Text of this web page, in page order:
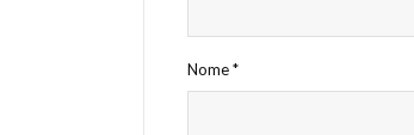
Nome*